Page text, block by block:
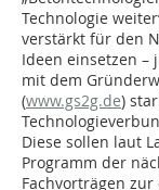
Technologie
verstärkt für den
Ideen einsetzen –
mit dem
(www.gs2g.de)
Diese sollen laut
Programm der
Fachvorträgen